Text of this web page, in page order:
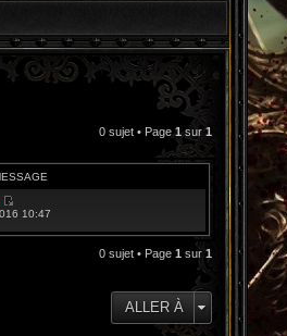
0 sujet • Page 1sur 1
V
i
10:47
0 sujet • Page 1 sur 1
ALLER À